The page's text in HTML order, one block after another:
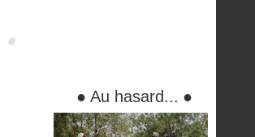
● Au hasard... ●